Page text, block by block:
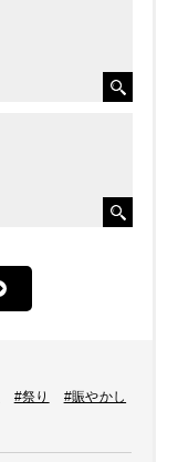
#祭り
#賑やかし